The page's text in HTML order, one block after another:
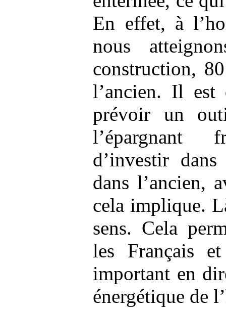
En effet, à
nous
construction,
l’ancien. Il est
prévoir un
l’épargnant
d’investir
dans l’ancien,
cela implique.
sens. Cela
les Français
important en
énergétique de